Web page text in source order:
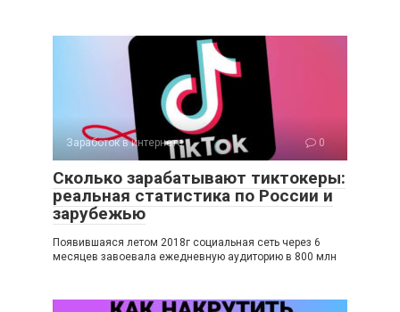
Заработок в интернете 0
Сколько зарабатывают тиктокеры:
реальная статистика по России и
зарубежью
Появившаяся летом 2018г социальная сеть через 6
месяцев завоевала ежедневную аудиторию в 800 млн